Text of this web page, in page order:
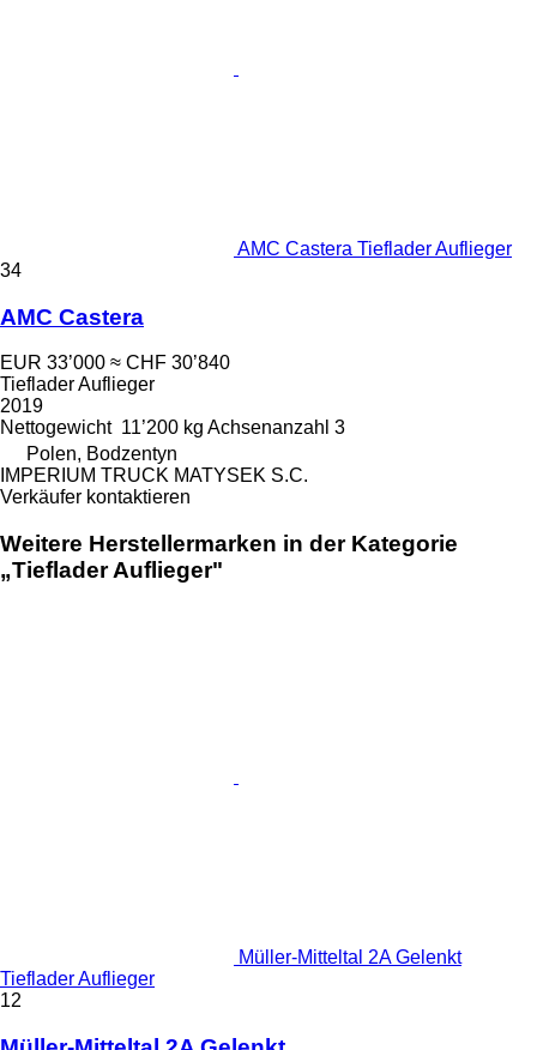
AMC Castera Tieflader Auflieger
34
AMC Castera
EUR 33’000 ≈ CHF 30’840
Tieflader Auflieger
2019
Nettogewicht 11’200 kg Achsenanzahl 3
Polen, Bodzentyn
IMPERIUM TRUCK MATYSEK S.C.
Verkäufer kontaktieren
Weitere Herstellermarken in der Kategorie
„Tieflader Auflieger"
Müller-Mitteltal 2A Gelenkt
Tieflader Auflieger
12